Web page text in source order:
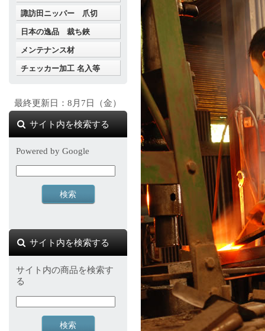
諏訪田ニッパー 爪切
日本の逸品 裁ち鋏
メンテナンス材
チェッカー加工 名入等
最終更新日：8月7日（金）
サイト内を検索する
Powered by Google
サイト内を検索する
サイト内の商品を検索す
る